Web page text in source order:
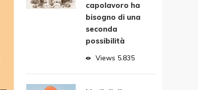
capolavoro ha
bisogno di una
seconda
possibilità
Views 5.835